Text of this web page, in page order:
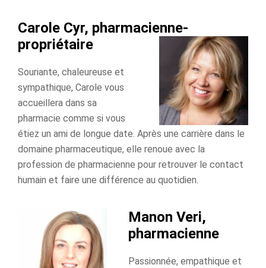
Carole Cyr, pharmacienne-
propriétaire
Souriante, chaleureuse et
sympathique, Carole vous
accueillera dans sa
pharmacie comme si vous
étiez un ami de longue date. Après une carrière dans le
domaine pharmaceutique, elle renoue avec la
profession de pharmacienne pour retrouver le contact
humain et faire une différence au quotidien.
Manon Veri,
pharmacienne
Passionnée, empathique et